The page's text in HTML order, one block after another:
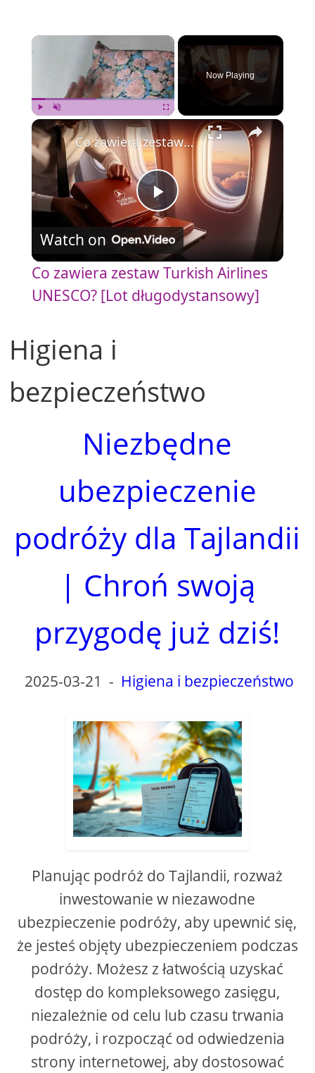
Unmute Fullscreen
Now Playing
×
P
l
a
V
e
o
Co zawiera zestaw Turkish Airlines UNESCO? [Lot długodystansowy]
Watch on
Co zawiera zestaw Turkish Airlines
UNESCO? [Lot długodystansowy]
Higiena i
bezpieczeństwo
Niezbędne
ubezpieczenie
podróży dla Tajlandii
| Chroń swoją
przygodę już dziś!
2025-03-21 - Higiena i bezpieczeństwo
Planując podróż do Tajlandii, rozważ
inwestowanie w niezawodne
ubezpieczenie podróży, aby upewnić się,
że jesteś objęty ubezpieczeniem podczas
podróży. Możesz z łatwością uzyskać
dostęp do kompleksowego zasięgu,
niezależnie od celu lub czasu trwania
podróży, i rozpocząć od odwiedzenia
strony internetowej, aby dostosować